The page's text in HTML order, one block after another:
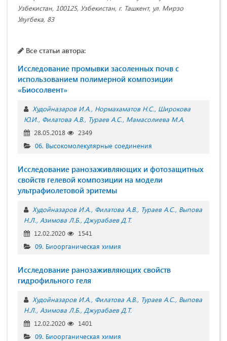
Узбекистан, 100125, Узбекистан, г. Ташкент, ул. Мирзо
Улугбека, 83
Все статьи автора:
Исследование промывки засоленных почв с
использованием полимерной композиции
«Биосолвент»
Худойназаров И.А. Нормахаматов Н.С. Широкова
Ю.И. Филатова А.В. Тураев А.С. Мамасолиева М.А.
28.05.2018
2349
06. Высокомолекулярные соединения
Исследование ранозаживляющих и фотозащитных
свойств гелевой композиции на модели
ультрафиолетовой эритемы
Худойназаров И.А. Филатова А.В. Тураев А.С. Выпова
Н.Л. Азимова Л.Б. Джурабаев Д.Т.
12.02.2020
1541
09. Биоорганическая химия
Исследование ранозаживляющих свойств
гидрофильного геля
Худойназаров И.А. Филатова А.В. Тураев А.С. Выпова
Н.Л. Азимова Л.Б. Джурабаев Д.Т.
12.02.2020
1401
09. Биоорганическая химия